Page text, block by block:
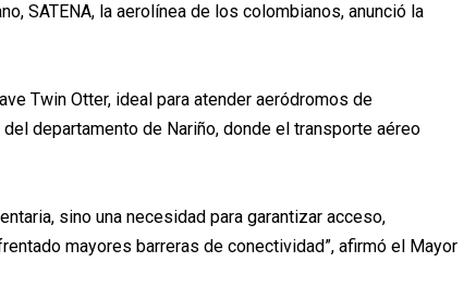
SATENA, la aerolínea de los colombianos, anunció la
Twin Otter, ideal para atender aeródromos de
departamento de Nariño, donde el transporte aéreo
sino una necesidad para garantizar acceso,
mayores barreras de conectividad”, afirmó el Mayor